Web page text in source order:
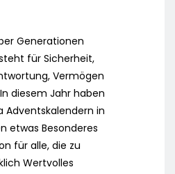
Generationen
für Sicherheit,
Vermögen
diesem Jahr haben
Adventskalendern in
etwas Besonderes
für alle, die zu
Wertvolles